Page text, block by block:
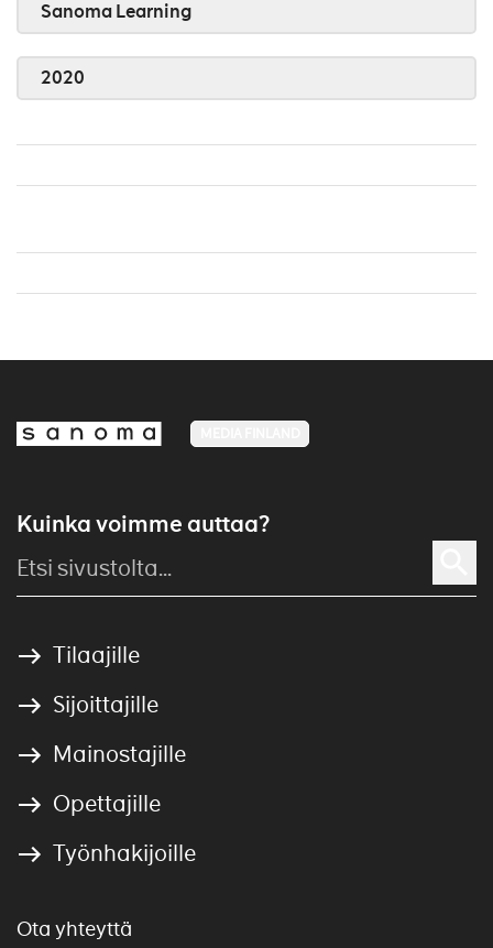
Sanoma Learning
2020
Kuinka voimme auttaa?
Tilaajille
Sijoittajille
Mainostajille
Opettajille
Työnhakijoille
Ota yhteyttä